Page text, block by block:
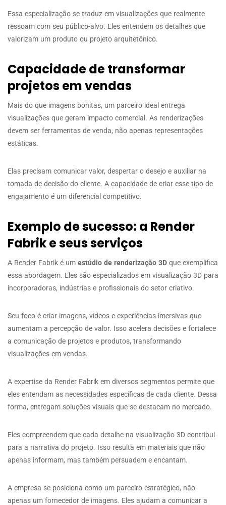
Essa especialização se traduz em visualizações que realmente
ressoam com seu público-alvo. Eles entendem os detalhes que
valorizam um produto ou projeto arquitetônico.
Capacidade de transformar
projetos em vendas
Mais do que imagens bonitas, um parceiro ideal entrega
visualizações que geram impacto comercial. As renderizações
devem ser ferramentas de venda, não apenas representações
estáticas.
Elas precisam comunicar valor, despertar o desejo e auxiliar na
tomada de decisão do cliente. A capacidade de criar esse tipo de
engajamento é um diferencial competitivo.
Exemplo de sucesso: a Render
Fabrik e seus serviços
A Render Fabrik é um estúdio de renderização 3D que exemplifica
essa abordagem. Eles são especializados em visualização 3D para
incorporadoras, indústrias e profissionais do setor criativo.
Seu foco é criar imagens, vídeos e experiências imersivas que
aumentam a percepção de valor. Isso acelera decisões e fortalece
a comunicação de projetos e produtos, transformando
visualizações em vendas.
A expertise da Render Fabrik em diversos segmentos permite que
eles entendam as necessidades específicas de cada cliente. Dessa
forma, entregam soluções visuais que se destacam no mercado.
Eles compreendem que cada detalhe na visualização 3D contribui
para a narrativa do projeto. Isso resulta em materiais que não
apenas informam, mas também persuadem e encantam.
A empresa se posiciona como um parceiro estratégico, não
apenas um fornecedor de imagens. Eles ajudam a comunicar a